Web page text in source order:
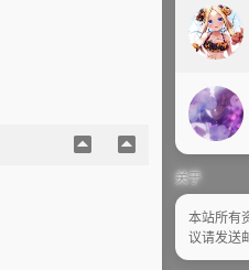
关于
本站所有
议请发送